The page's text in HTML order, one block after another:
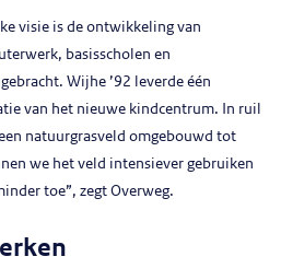
visie is de ontwikkeling van
basisscholen en
Wijhe ’92 leverde één
van het nieuwe kindcentrum. In ruil
natuurgrasveld omgebouwd tot
we het veld intensiever gebruiken
toe”, zegt Overweg.